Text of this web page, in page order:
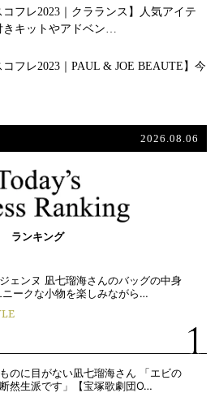
コフレ2023｜クラランス】人気アイテ
きキットやアドベン…
コフレ2023｜PAUL & JOE BEAUTE】今
2026.08.06
ランキング
ェンヌ 凪七瑠海さんのバッグの中身
ニークな小物を楽しみながら…
のに目がない凪七瑠海さん 「エビの
然生派です」【宝塚歌劇団O…